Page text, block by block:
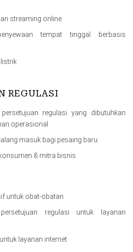
streaming online
tempat tinggal berbasis
REGULASI
regulasi yang dibutuhkan
operasional
masuk bagi pesaing baru
& mitra bisnis
untuk obat-obatan
regulasi untuk layanan
layanan internet